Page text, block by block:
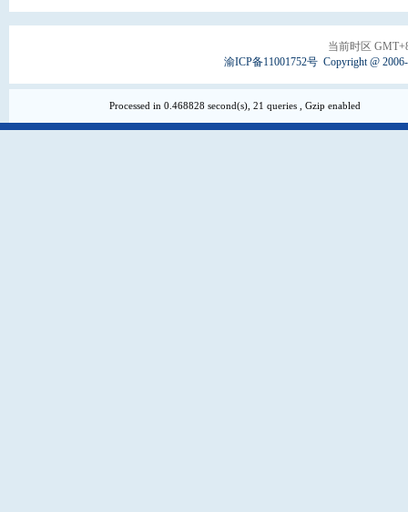
当前时区
渝ICP备11001752号 Copyright @
Processed in 0.468828 second(s), 21 queries , Gzip enabled